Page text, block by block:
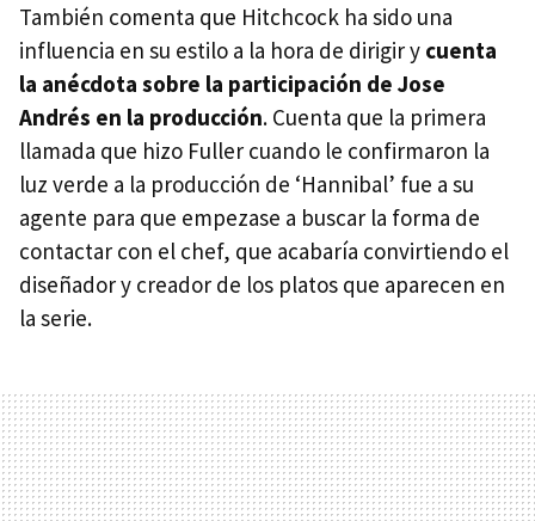
También comenta que Hitchcock ha sido una
influencia en su estilo a la hora de dirigir y cuenta
la anécdota sobre la participación de Jose
Andrés en la producción. Cuenta que la primera
llamada que hizo Fuller cuando le confirmaron la
luz verde a la producción de ‘Hannibal’ fue a su
agente para que empezase a buscar la forma de
contactar con el chef, que acabaría convirtiendo el
diseñador y creador de los platos que aparecen en
la serie.